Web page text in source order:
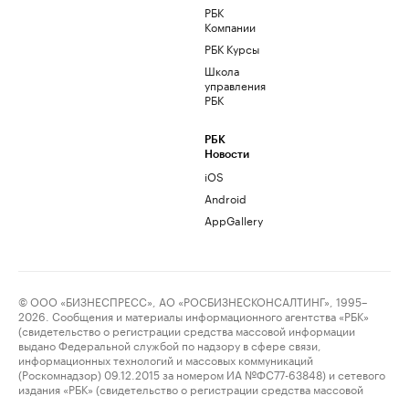
РБК
Компании
РБК Курсы
Школа
управления
РБК
РБК
Новости
iOS
Android
AppGallery
© ООО «БИЗНЕСПРЕСС», АО «РОСБИЗНЕСКОНСАЛТИНГ», 1995–
2026. Сообщения и материалы информационного агентства «РБК»
(свидетельство о регистрации средства массовой информации
выдано Федеральной службой по надзору в сфере связи,
информационных технологий и массовых коммуникаций
(Роскомнадзор) 09.12.2015 за номером ИА №ФС77-63848) и сетевого
издания «РБК» (свидетельство о регистрации средства массовой